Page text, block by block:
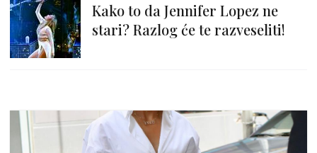
Kako to da Jennifer Lopez ne
stari? Razlog će te razveseliti!